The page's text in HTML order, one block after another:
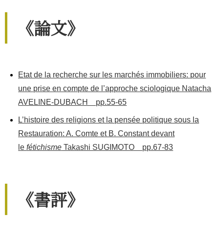
《論文》
Etat de la recherche sur les marchés immobiliers: pour
une prise en compte de l’approche sciologique Natacha
AVELINE-DUBACH pp.55-65
L’histoire des religions et la pensée politique sous la
Restauration: A. Comte et B. Constant devant
lefétichisme Takashi SUGIMOTO pp.67-83
《書評》